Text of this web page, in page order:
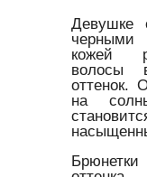
Девушке
черными
кожей
волосы
оттенок.
на
Брюнетки